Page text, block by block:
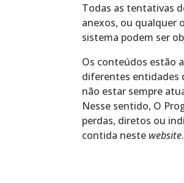
Todas as tentativas
anexos, ou qualquer
sistema podem ser
Os conteúdos estão
diferentes entidades
não estar sempre
Nesse sentido, O
perdas, diretos ou
contida neste website.